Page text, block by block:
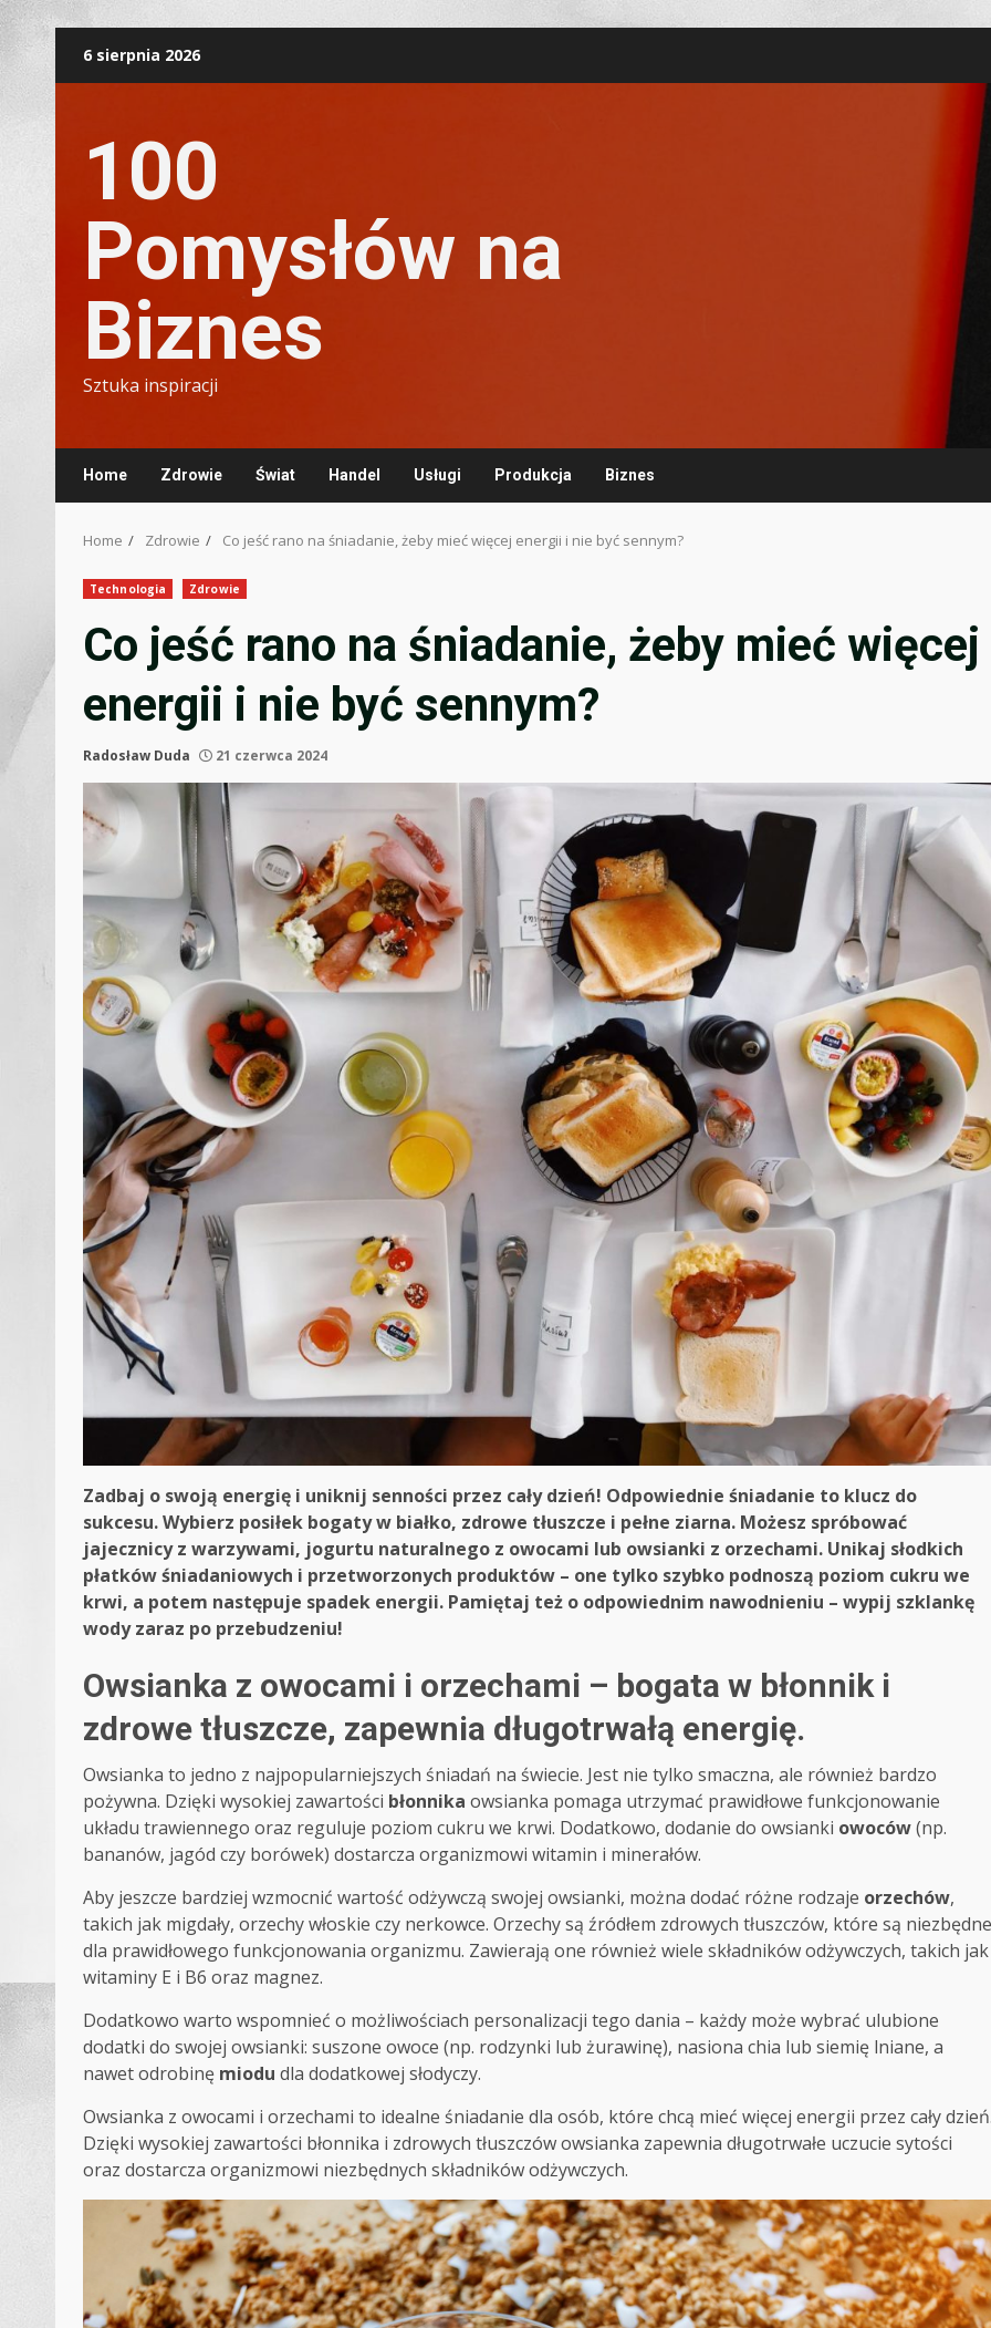
6 sierpnia 2026
100
Pomysłów na
Biznes
Sztuka inspiracji
Home Zdrowie Świat Handel Usługi Produkcja Biznes
Home Zdrowie Co jeść rano na śniadanie, żeby mieć więcej energii i nie być sennym?
Technologia Zdrowie
Co jeść rano na śniadanie, żeby mieć więcej
energii i nie być sennym?
Radosław Duda 21 czerwca 2024
Zadbaj o swoją energię i uniknij senności przez cały dzień! Odpowiednie śniadanie to klucz do
sukcesu. Wybierz posiłek bogaty w białko, zdrowe tłuszcze i pełne ziarna. Możesz spróbować
jajecznicy z warzywami, jogurtu naturalnego z owocami lub owsianki z orzechami. Unikaj słodkich
płatków śniadaniowych i przetworzonych produktów – one tylko szybko podnoszą poziom cukru we
krwi, a potem następuje spadek energii. Pamiętaj też o odpowiednim nawodnieniu – wypij szklankę
wody zaraz po przebudzeniu!
Owsianka z owocami i orzechami – bogata w błonnik i
zdrowe tłuszcze, zapewnia długotrwałą energię.
Owsianka to jedno z najpopularniejszych śniadań na świecie. Jest nie tylko smaczna, ale również bardzo
pożywna. Dzięki wysokiej zawartości błonnika owsianka pomaga utrzymać prawidłowe funkcjonowanie
układu trawiennego oraz reguluje poziom cukru we krwi. Dodatkowo, dodanie do owsianki owoców(np.
bananów, jagód czy borówek) dostarcza organizmowi witamin i minerałów.
Aby jeszcze bardziej wzmocnić wartość odżywczą swojej owsianki, można dodać różne rodzaje orzechów,
takich jak migdały, orzechy włoskie czy nerkowce. Orzechy są źródłem zdrowych tłuszczów, które są niezbędne
dla prawidłowego funkcjonowania organizmu. Zawierają one również wiele składników odżywczych, takich jak
witaminy E i B6 oraz magnez.
Dodatkowo warto wspomnieć o możliwościach personalizacji tego dania – każdy może wybrać ulubione
dodatki do swojej owsianki: suszone owoce (np. rodzynki lub żurawinę), nasiona chia lub siemię lniane, a
nawet odrobinę miodu dla dodatkowej słodyczy.
Owsianka z owocami i orzechami to idealne śniadanie dla osób, które chcą mieć więcej energii przez cały
Dzięki wysokiej zawartości błonnika i zdrowych tłuszczów owsianka zapewnia długotrwałe uczucie sytości
oraz dostarcza organizmowi niezbędnych składników odżywczych.